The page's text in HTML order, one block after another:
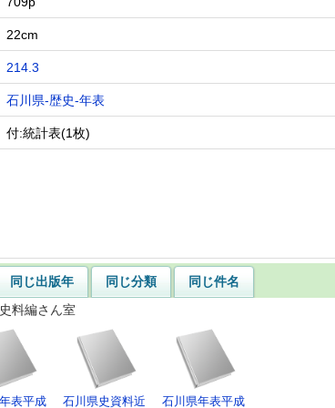
22cm
214.3
石川県-歴史-年表
付:統計表(1枚)
同じ出版年 同じ分類
同じ件名
料編さん室
表平成
石川県史資料近
石川県年表平成